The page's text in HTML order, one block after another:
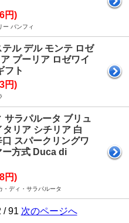
円)
バンフィ
テル デル モンテ ロゼ
プーリア ロゼワイ
フト
円)
サラパルータ ブリュ
リア シチリア 白
口 スパークリングワ
ー方式 Duca di
円)
ディ・サラパルータ
/ 91 次のページへ